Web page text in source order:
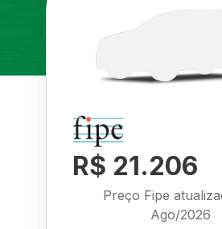
R$ 21.206
Preço Fipe
Ago/2026